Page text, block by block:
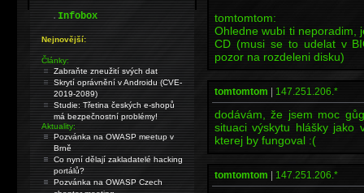
tomtomtom:
Ohledne wubi ti neporadim,
CD (musi se to udelat v
pozor na rozdeleni disku)
tomtomtom 147.251.206.*
dodávám, že jsem moc
situaci výskytu hlášky jako
kterej by fungoval :(
tomtomtom 147.251.206.*
.Infobox
Nejnovější:
Články:
Zabraňte zneužití svých dat
Skrytí oprávnění v Androidu (CVE-
2019-2089)
Studie: Třetina českých e-shopů
má bezpečnostní problémy!
Aktuality:
Pozvánka na OWASP meetup v
Brně
Co nyní dělají zakladatelé hacking
portálů?
Pozvánka na OWASP Czech